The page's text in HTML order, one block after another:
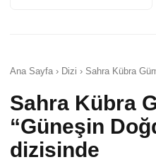
Ana Sayfa › Dizi › Sahra Kübra
Sahra Kübra
“Güneşin
dizisinde